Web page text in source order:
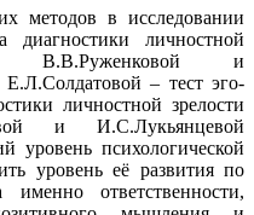
методов в исследовании
диагностики личностной
В.В.Руженковой и
– тест эго-
личностной зрелости
и И.С.Лукьянцевой
уровень психологической
уровень её развития по
именно ответственности,